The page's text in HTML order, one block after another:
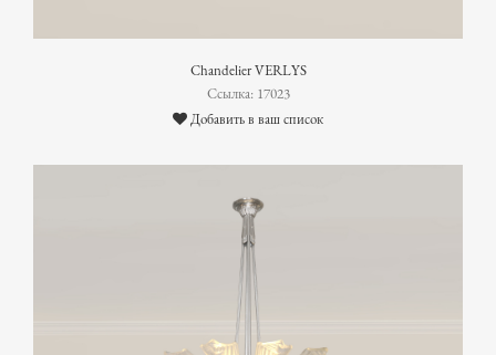
Chandelier VERLYS
Ссылка: 17023
Добавить в ваш список